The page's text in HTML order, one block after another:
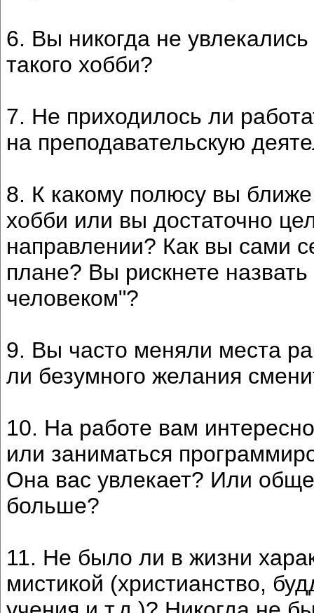
6. Вы никогда не
такого хобби?
7. Не приходилось ли
на преподавательскую
8. К какому полюсу вы
хобби или вы достаточно
направлении? Как вы сами
плане? Вы рискнете
человеком"?
9. Вы часто меняли места
ли безумного желания
10. На работе вам
или заниматься
Она вас увлекает? Или
больше?
11. Не было ли в жизни
мистикой (христианство,